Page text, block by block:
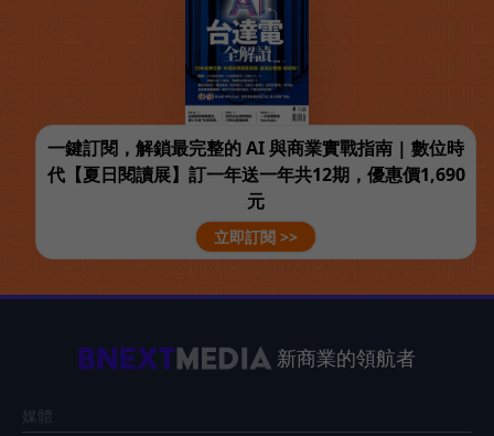
一鍵訂閱，解鎖最完整的 AI 與商業實戰指南 | 數位時
代【夏日閱讀展】訂一年送一年共12期，優惠價1,690
元
立即訂閱 >>
新商業的領航者
媒體